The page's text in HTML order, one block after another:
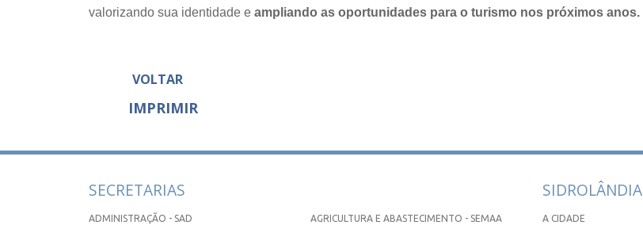
valorizando sua identidade e ampliando as oportunidades para o turismo nos próximos anos.
VOLTAR
IMPRIMIR
SECRETARIAS
ADMINISTRAÇÃO - SAD
AGRICULTURA E ABASTECIMENTO - SEMAA
SIDROLÂNDIA
A CIDADE